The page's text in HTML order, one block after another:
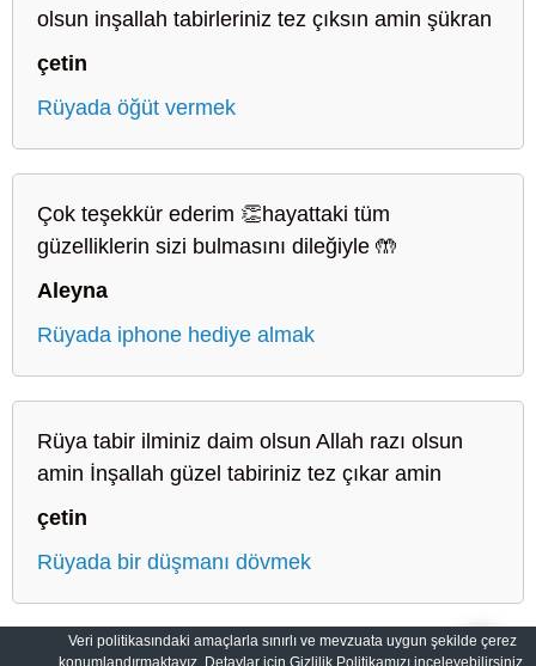
olsun inşallah tabirleriniz tez çıksın amin şükran
çetin
Rüyada öğüt vermek
Çok teşekkür ederim 👏hayattaki tüm
güzelliklerin sizi bulmasını dileğiyle 🤲
Aleyna
Rüyada iphone hediye almak
Rüya tabir ilminiz daim olsun Allah razı olsun
amin İnşallah güzel tabiriniz tez çıkar amin
çetin
Rüyada bir düşmanı dövmek
Veri politikasındaki amaçlarla sınırlı ve mevzuata uygun şekilde çerez
konumlandırmaktayız. Detaylar için Gizlilik Politikamızı inceleyebilirsiniz.